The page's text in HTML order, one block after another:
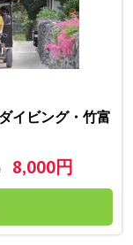
イビング・竹富
8,000円